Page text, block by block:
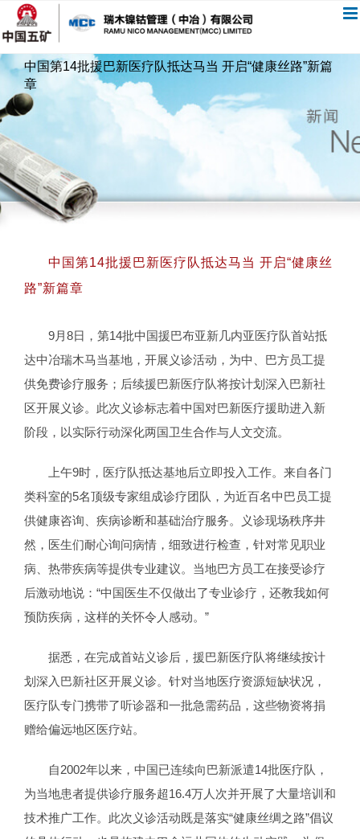
过
内
中国第14批援巴新医疗队抵达马当 开启“健康丝路”新篇
章
中国第14批援巴新医疗队抵达马当 开启“健康丝
路”新篇章
9月8日，第14批中国援巴布亚新几内亚医疗队首站抵
达中冶瑞木马当基地，开展义诊活动，为中、巴方员工提
供免费诊疗服务；后续援巴新医疗队将按计划深入巴新社
区开展义诊。此次义诊标志着中国对巴新医疗援助进入新
阶段，以实际行动深化两国卫生合作与人文交流。
上午9时，医疗队抵达基地后立即投入工作。来自各门
类科室的5名顶级专家组成诊疗团队，为近百名中巴员工提
供健康咨询、疾病诊断和基础治疗服务。义诊现场秩序井
然，医生们耐心询问病情，细致进行检查，针对常见职业
病、热带疾病等提供专业建议。当地巴方员工在接受诊疗
后激动地说：“中国医生不仅做出了专业诊疗，还教我如何
预防疾病，这样的关怀令人感动。”
据悉，在完成首站义诊后，援巴新医疗队将继续按计
划深入巴新社区开展义诊。针对当地医疗资源短缺状况，
医疗队专门携带了听诊器和一批急需药品，这些物资将捐
赠给偏远地区医疗站。
自2002年以来，中国已连续向巴新派遣14批医疗队，
为当地患者提供诊疗服务超16.4万人次并开展了大量培训和
技术推广工作。此次义诊活动既是落实“健康丝绸之路”倡议